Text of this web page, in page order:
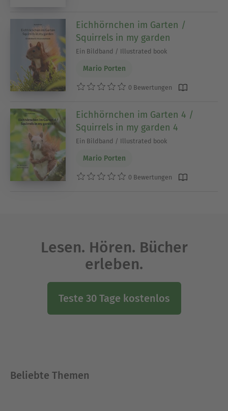
Eichhörnchen im Garten /
Squirrels in my garden
Ein Bildband / Illustrated book
Mario Porten
0 Bewertungen
Eichhörnchen im Garten 4 /
Squirrels in my garden 4
Ein Bildband / Illustrated book
Mario Porten
0 Bewertungen
Lesen. Hören. Bücher
erleben.
Teste 30 Tage kostenlos
Beliebte Themen